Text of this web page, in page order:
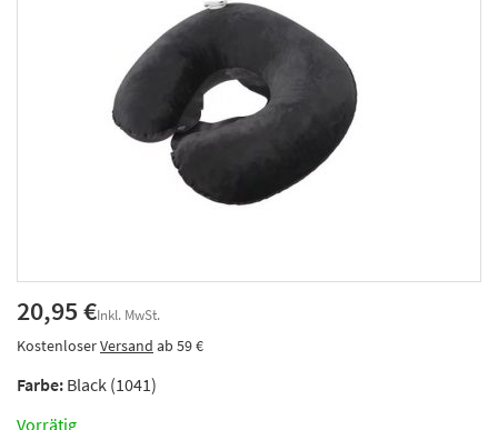
20,95 €Inkl. MwSt.
KostenloserVersand ab 59 €
Farbe: Black (1041)
Vorrätig